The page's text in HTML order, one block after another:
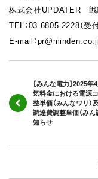
株式会社UPDATER
TEL：03-6805-2228（受
E-mail：
【みんな電力】2025年
気料金における電源
整単価（みんなワリ）
調達費調整単価（みん
知らせ